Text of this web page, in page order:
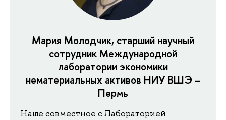
Мария Молодчик, старший научный
сотрудник Международной
лаборатории экономики
нематериальных активов НИУ ВШЭ –
Пермь
Наше совместное с Лабораторией